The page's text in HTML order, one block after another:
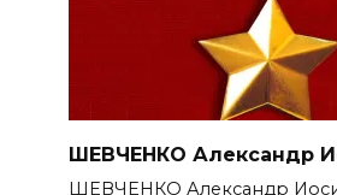
ШЕВЧЕНКО Александр
ШЕВЧЕНКО Александр